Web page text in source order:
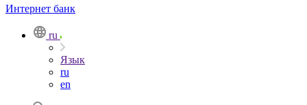
Интернет банк
ru
Язык
ru
en